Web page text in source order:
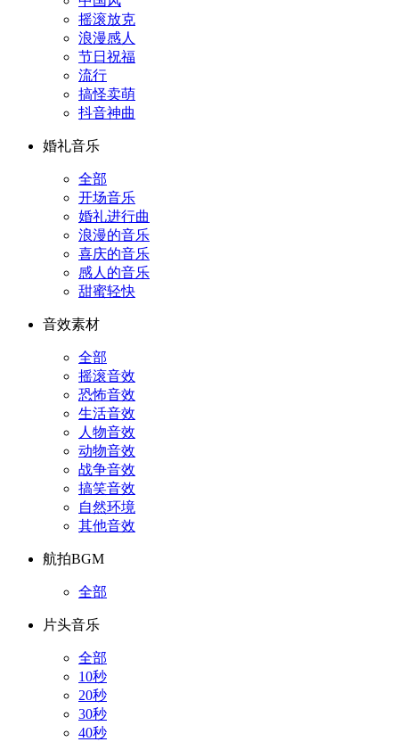
摇滚放克
浪漫感人
节日祝福
流行
搞怪卖萌
抖音神曲
婚礼音乐
全部
开场音乐
婚礼进行曲
浪漫的音乐
喜庆的音乐
感人的音乐
甜蜜轻快
音效素材
全部
摇滚音效
恐怖音效
生活音效
人物音效
动物音效
战争音效
搞笑音效
自然环境
其他音效
航拍BGM
全部
片头音乐
全部
10秒
20秒
30秒
40秒